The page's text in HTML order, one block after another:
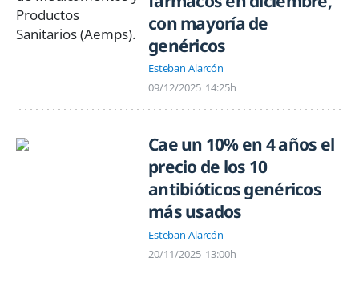
con mayoría de
genéricos
Esteban Alarcón
09/12/2025 14:25h
Cae un 10% en 4 años el
precio de los 10
antibióticos genéricos
más usados
Esteban Alarcón
20/11/2025 13:00h